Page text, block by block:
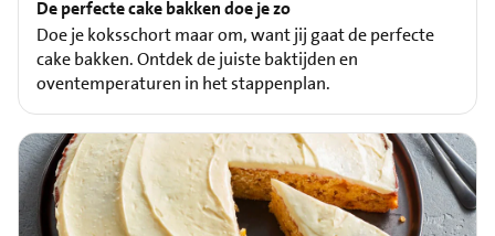
De perfecte cake bakken doe je zo
Doe je koksschort maar om, want jij gaat de perfecte
cake bakken. Ontdek de juiste baktijden en
oventemperaturen in het stappenplan.